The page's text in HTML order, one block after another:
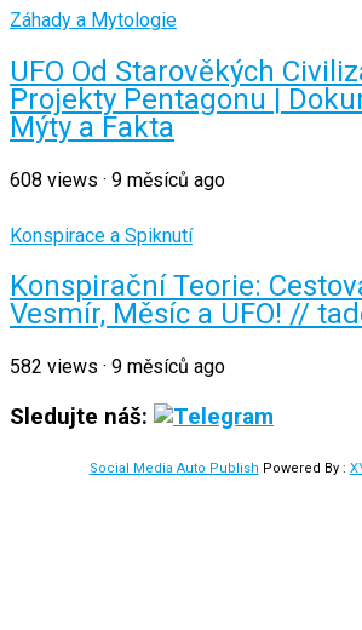
Záhady a Mytologie
UFO Od Starověkých
Projekty Pentagonu |
Mýty a Fakta
608 views · 9 měsíců ago
Konspirace a Spiknutí
Konspirační Teorie:
Vesmír, Měsíc a UFO! //
582 views · 9 měsíců ago
Sledujte náš:
Social Media Auto Publish Powered By :